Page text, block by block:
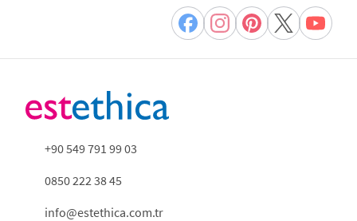
+90 549 791 99 03
0850 222 38 45
info@estethica.com.tr